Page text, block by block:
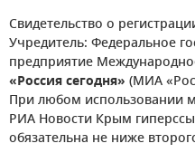
Свидетельство о
Учредитель: Федеральное
предприятие
«Россия сегодня» (МИА
При любом использовании
РИА Новости Крым
обязательна не ниже